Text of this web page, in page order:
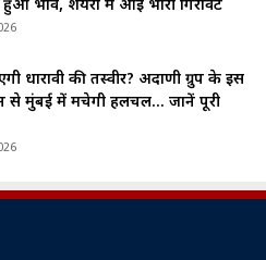
हुआ भाव, शेयरों में आई भारी गिरावट
धारावी की तस्वीर? अदाणी ग्रुप के इस
से मुंबई में मचेगी हलचल… जानें पूरी